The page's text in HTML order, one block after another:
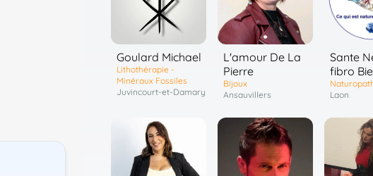
Goulard Michael
Lithothérapie -
Minéraux Fossiles
Juvincourt-et-Damary
L'amour De La
Pierre
Bijoux
Ansauvillers
Sante
fibro
Laon